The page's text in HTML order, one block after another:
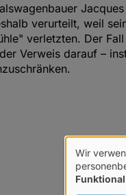
verurteilt, weil
verletzten. Der
Verweis darauf –
von
Wir